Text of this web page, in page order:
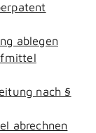
ablegen
nach §
abrechnen